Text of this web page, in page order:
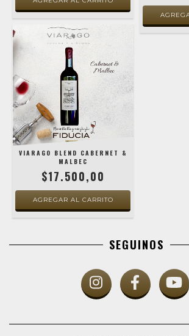
VIARAGO BLEND CABERNET &
MALBEC
$17.500,00
SEGUINOS